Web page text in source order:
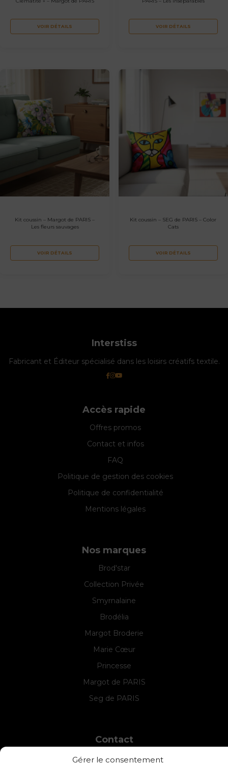
Gérer le consentement
VOIR DÉTAILS VOIR DÉTAILS
Kit coussin – Margot de PARIS –
Les fleurs sauvages
VOIR DÉTAILS
Kit coussin – SEG de PARIS – Color
Cats
VOIR DÉTAILS
Interstiss
Fabricant et Éditeur spécialisé dans les loisirs créatifs textile.
Accès rapide
Offres promos
Contact et infos
FAQ
Politique de gestion des cookies
Politique de confidentialité
Mentions légales
Nos marques
Brod'star
Collection Privée
Smyrnalaine
Brodélia
Margot Broderie
Marie Cœur
Princesse
Margot de PARIS
Seg de PARIS
Contact
INTERSTISS